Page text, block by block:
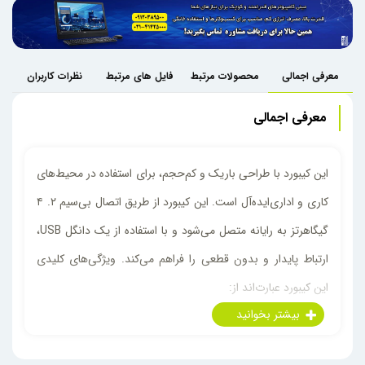
معرفی اجمالی محصولات مرتبط فایل های مرتبط نظرات کاربران
معرفی اجمالی
این کیبورد با طراحی باریک و کم‌حجم، برای استفاده در محیط‌های
کاری و اداری‌ایده‌آل است. این کیبورد از طریق اتصال بی‌سیم ۲. ۴
گیگاهرتز به رایانه متصل می‌شود و با استفاده از یک دانگل USB،
ارتباط پایدار و بدون قطعی را فراهم می‌کند. ویژگی‌های کلیدی
این کیبورد عبارت‌اند از:
طراحی ارگونومیک: با طراحی باریک و کلید‌های کم‌عمق،